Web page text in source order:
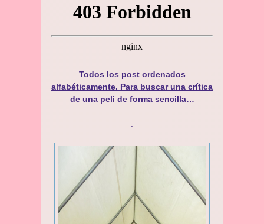
Todos los post ordenados
alfabéticamente. Para buscar una crítica
de una peli de forma sencilla…